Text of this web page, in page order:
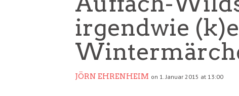
irgendwie
JÖRN EHRENHEIM on 1. Januar 2015 at 13:00